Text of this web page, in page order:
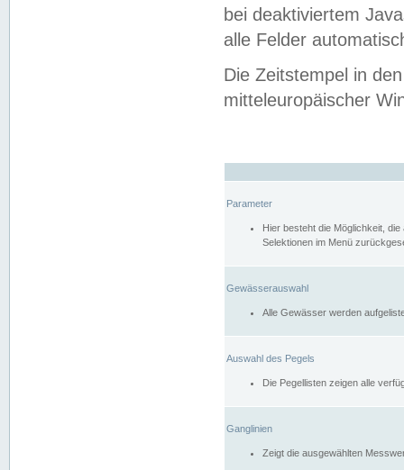
bei deaktiviertem
alle Felder
Die Zeitstempel in
mitteleuropäischer
Parameter
Hier besteht die Möglichkeit,
Selektionen im Menü
Gewässerauswahl
Alle Gewässer werden
Auswahl des Pegels
Die Pegellisten zeigen alle
Ganglinien
Zeigt die ausgewählten